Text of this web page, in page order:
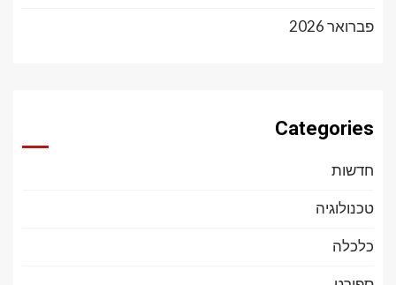
פברואר 2026
Categories
חדשות
טכנולוגיה
כלכלה